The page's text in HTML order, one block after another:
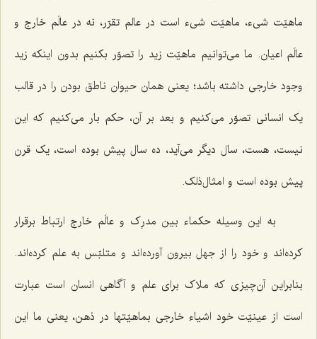
ماهیّت شیء، ماهیّت شیء است در عالم تقرّر، نه در عالَم خارج و
عالَم اعیان. ما می‌توانیم ماهیّت زید را تصوّر بکنیم بدون اینکه زید
وجود خارجی داشته باشد؛ یعنی همان حیوان ناطق بودن را در قالب
یک انسانی تصوّر می‌کنیم و بعد بر آن، حکم بار می‌کنیم که این
نیست، هست، سال دیگر می‌آید، ده سال پیش بوده است، یک قرن
پیش بوده است و امثال‌ذلک.
به این وسیله حکماء بین مدرِک و عالَم خارج ارتباط برقرار
کرده‌اند و خود را از جهل بیرون آورده‌اند و متلبّس به علم کرده‌اند.
بنابراین آن‌چیزی که ملاک برای علم و آگاهی انسان است عبارت
است از عینیّت خود اشیاء خارجی بماهیّتها در ذهن، یعنی ما این